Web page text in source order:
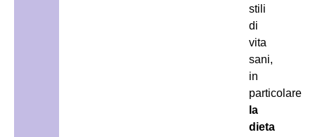
stili
di
vita
sani,
in
particolare
la
dieta